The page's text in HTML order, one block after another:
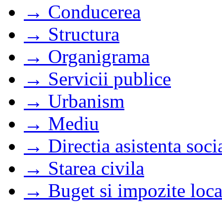
→ Conducerea
→ Structura
→ Organigrama
→ Servicii publice
→ Urbanism
→ Mediu
→ Directia asistenta
→ Starea civila
→ Buget si impozite